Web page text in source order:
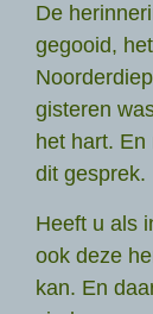
De
gegooid,
gisteren
het hart.
dit gesprek.
Heeft u als
ook deze
kan. En